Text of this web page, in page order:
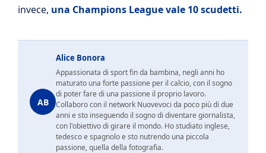
invece, una Champions League vale 10 scudetti.
AB
Alice Bonora
Appassionata di sport fin da bambina, negli anni ho
maturato una forte passione per il calcio, con il sogno
di poter fare di una passione il proprio lavoro.
Collaboro con il network Nuovevoci da poco più di due
anni e sto inseguendo il sogno di diventare giornalista,
con l'obiettivo di girare il mondo. Ho studiato inglese,
tedesco e spagnolo e sto nutrendo una piccola
passione, quella della fotografia.